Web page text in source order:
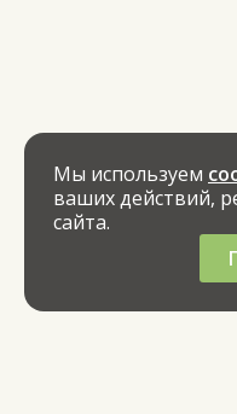
Мы используем
ваших действий,
сайта.